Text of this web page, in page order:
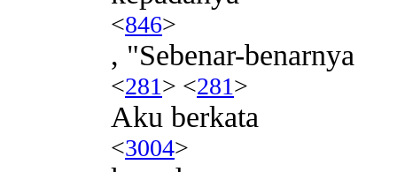
<846>
, "Sebenar-benarnya
<281> <281>
Aku berkata
<3004>